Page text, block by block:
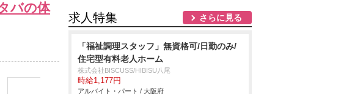
バの体
求人特集 さらに見る
「福祉調理スタッフ」無資格可/日勤のみ/
住宅型有料老人ホーム
株式会社BISCUSS/HIBISU八尾
時給1,177円
アルバイト・パート / 大阪府